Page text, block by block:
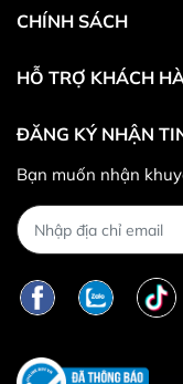
Trường hợp
CHÍNH SÁCH
HỖ TRỢ KHÁCH
ĐĂNG KÝ NHẬN
Bạn muốn nhận